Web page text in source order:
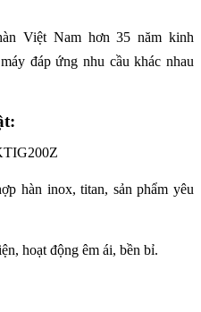
Việt Nam hơn 35 năm kinh
đáp ứng nhu cầu khác nhau
hàn inox, titan, sản phẩm yêu
hoạt động êm ái, bền bỉ.